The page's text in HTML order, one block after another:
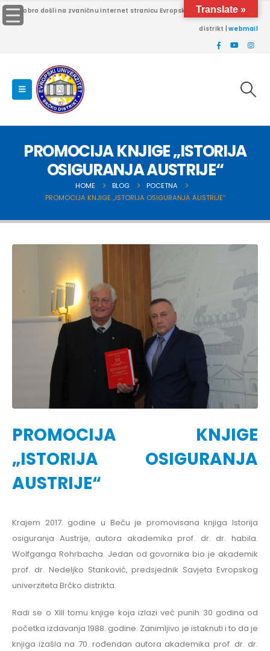
Dobro došli na zvaničnu internet stranicu Evropskog univerziteta Brčko
distrikt |webmail
PROMOCIJA KNJIGE „ISTORIJA
OSIGURANJA AUSTRIJE“
HOME BLOG
POCETNA
PROMOCIJA KNJIGE „ISTORIJA OSIGURANJA AUSTRIJE“
PROMOCIJA KNJIGE
„ISTORIJA OSIGURANJA
AUSTRIJE“
Krajem 2017. godine u Beču je promovisana knjiga Istorija
osiguranja Austrije, autora akademika prof. dr. dr. habila.
Wolfganga Rohrbacha. Jedan od govornika bio je akademik
prof. dr. Nedeljko Stanković, predsjednik Savjeta Evropskog
univerziteta Brčko distrikta.
Radi se o XIII tomu knjige koja izlazi već punih 30 godina od
početka izdavanja 1988. godine. Zanimljivo je istaknuti i to da je
knjiga izašla na 70. rođendan autora akademika prof. dr. dr.
Translate »